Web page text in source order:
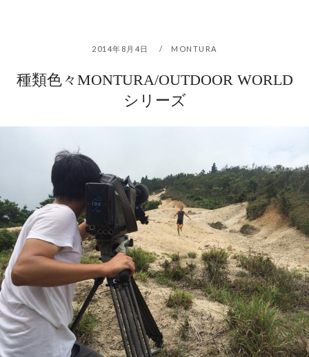
2014年8月4日 MONTURA
種類色々MONTURA/OUTDOOR WORLD
シリーズ